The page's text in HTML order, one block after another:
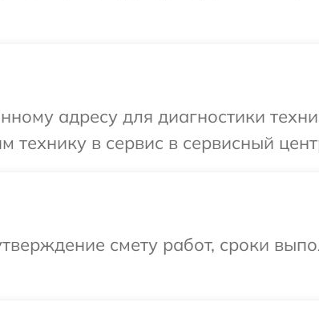
адресу для диагностики
технику в сервис в сервисный
смету работ, сроки